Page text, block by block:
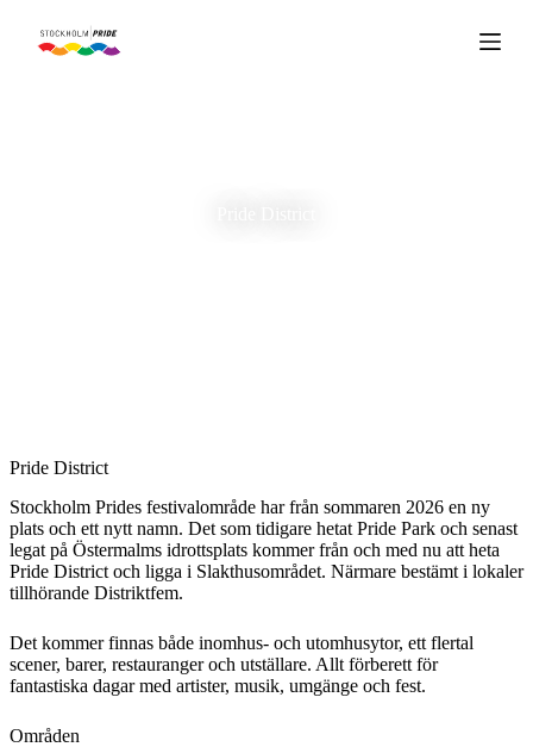
Pride District
Stockholm Prides festivalområde har från sommaren 2026 en ny
plats och ett nytt namn. Det som tidigare hetat Pride Park och senast
legat på Östermalms idrottsplats kommer från och med nu att heta
Pride District och ligga i Slakthusområdet. Närmare bestämt i lokaler
tillhörande Distriktfem.
Det kommer finnas både inomhus- och utomhusytor, ett flertal
scener, barer, restauranger och utställare. Allt förberett för
fantastiska dagar med artister, musik, umgänge och fest.
Områden